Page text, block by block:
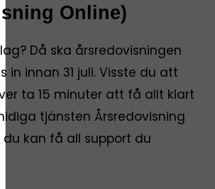
Online)
Då ska årsredovisningen
in innan 31 juli. Visste du att
ta 15 minuter att få allt klart
tjänsten Årsredovisning
kan få all support du